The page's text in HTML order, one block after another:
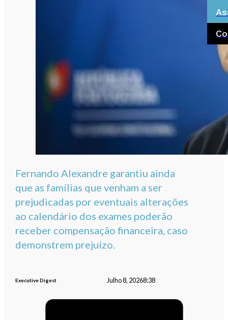
Fernando Alexandre garantiu ainda
que as famílias que venham a ser
prejudicadas por eventuais alterações
ao calendário dos exames poderão
receber compensação financeira, caso
demonstrem prejuízo.
Executive Digest Julho 8, 20268:38